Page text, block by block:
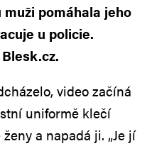
pomáhala jeho
u policie.
video začíná
uniformě klečí
a napadá ji. „Je jí